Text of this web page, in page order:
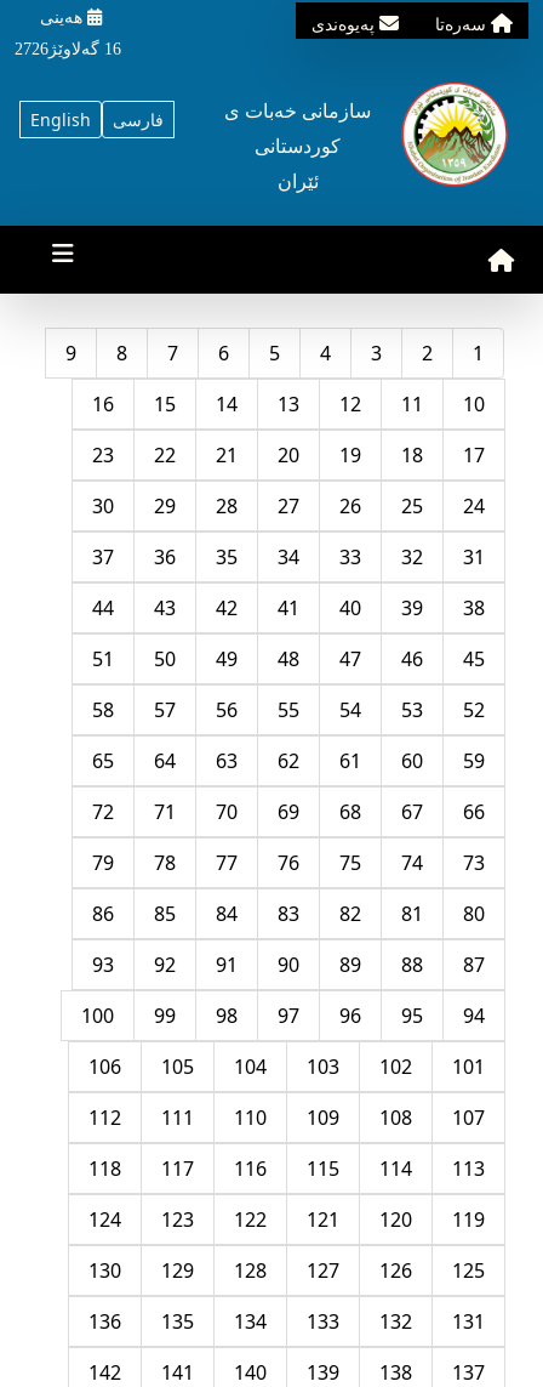
سه‌ره‌تا په‌یوه‌ندی
هه‌ینی
16 گه‌لاوێژ2726
English فارسی
سازمانی خه‌بات ی
کوردستانی
ئێران
1
2
3
4
5
6
7
8
9
10
11
12
13
14
15
16
17
18
19
20
21
22
23
24
25
26
27
28
29
30
31
32
33
34
35
36
37
38
39
40
41
42
43
44
45
46
47
48
49
50
51
52
53
54
55
56
57
58
59
60
61
62
63
64
65
66
67
68
69
70
71
72
73
74
75
76
77
78
79
80
81
82
83
84
85
86
87
88
89
90
91
92
93
94
95
96
97
98
99
100
101
102
103
104
105
106
107
108
109
110
111
112
113
114
115
116
117
118
119
120
121
122
123
124
125
126
127
128
129
130
131
132
133
134
135
136
137
138
139
140
141
142